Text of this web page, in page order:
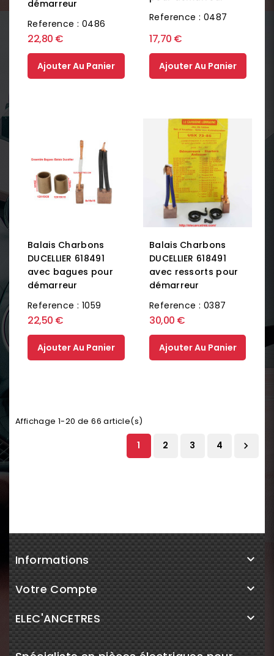
démarreur
Reference : 0486
22,80 €
Ajouter Au Panier
Reference : 0487
17,70 €
Ajouter Au Panier
Balais Charbons
DUCELLIER 618491
avec bagues pour
démarreur
Reference : 1059
22,50 €
Ajouter Au Panier
Balais Charbons
DUCELLIER 618491
avec ressorts pour
démarreur
Reference : 0387
30,00 €
Ajouter Au Panier
Affichage 1-20 de 66 article(s)
1 2 3 4 
Informations 
Votre Compte 
ELEC'ANCETRES 